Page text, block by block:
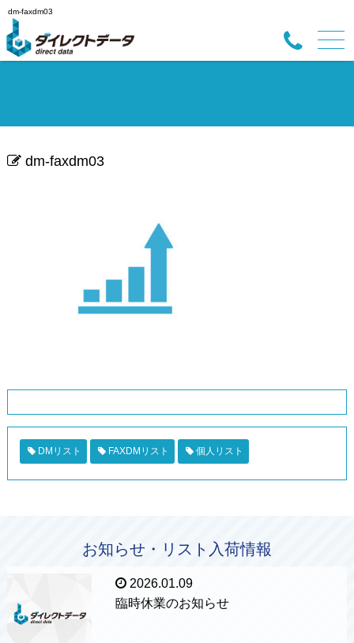
dm-faxdm03
dm-faxdm03
DMリスト FAXDMリスト 個人リスト
お知らせ・リスト入荷情報
2026.01.09
臨時休業のお知らせ